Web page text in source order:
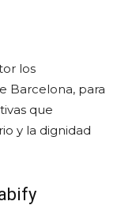
los
Barcelona, para
que
y la dignidad